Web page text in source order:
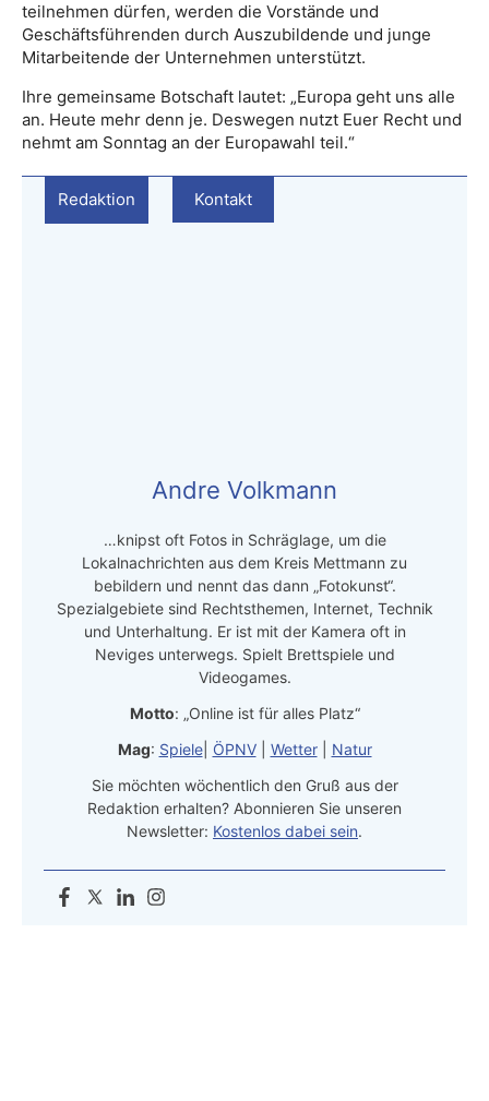
teilnehmen dürfen, werden die Vorstände und
Geschäftsführenden durch Auszubildende und junge
Mitarbeitende der Unternehmen unterstützt.
Ihre gemeinsame Botschaft lautet: „Europa geht uns alle
an. Heute mehr denn je. Deswegen nutzt Euer Recht und
nehmt am Sonntag an der Europawahl teil.“
Redaktion Kontakt
Andre Volkmann
…knipst oft Fotos in Schräglage, um die
Lokalnachrichten aus dem Kreis Mettmann zu
bebildern und nennt das dann „Fotokunst“.
Spezialgebiete sind Rechtsthemen, Internet, Technik
und Unterhaltung. Er ist mit der Kamera oft in
Neviges unterwegs. Spielt Brettspiele und
Videogames.
Motto: „Online ist für alles Platz“
Mag: Spiele| ÖPNV| Wetter| Natur
Sie möchten wöchentlich den Gruß aus der
Redaktion erhalten? Abonnieren Sie unseren
Newsletter: Kostenlos dabei sein.